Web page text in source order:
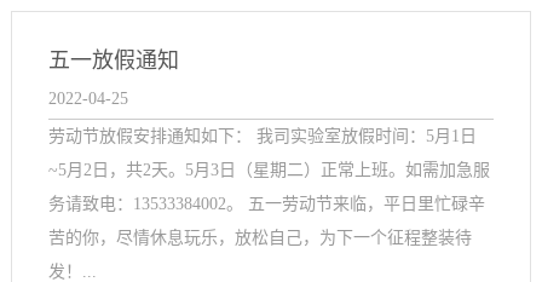
五一放假通知
2022-04-25
劳动节放假安排通知如下： 我司实验室放假时间：5月1日
~5月2日，共2天。5月3日（星期二）正常上班。如需加急服
务请致电：13533384002。 五一劳动节来临，平日里忙碌辛
苦的你，尽情休息玩乐，放松自己，为下一个征程整装待
发！...